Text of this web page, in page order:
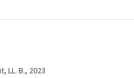
LL. B., 2023